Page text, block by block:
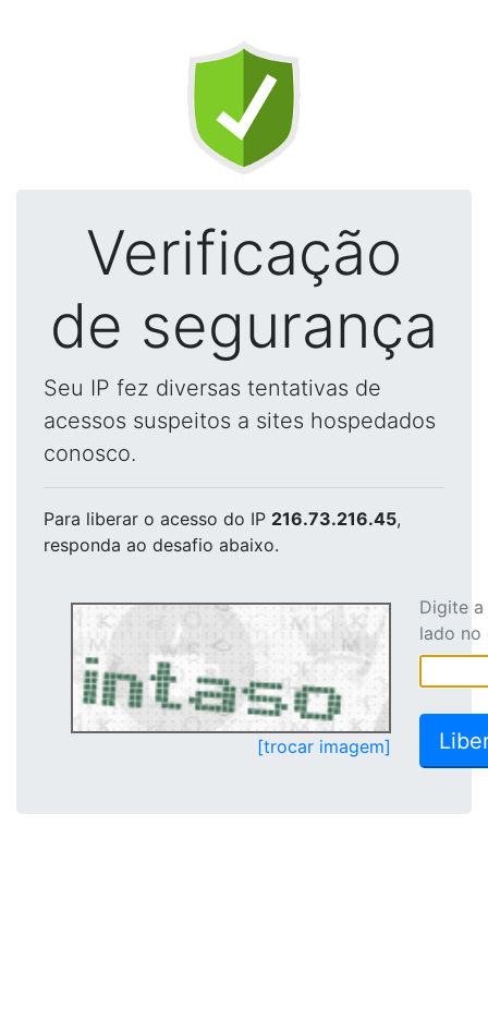
Verificação
de segurança
Seu IP fez diversas tentativas de
acessos suspeitos a sites hospedados
conosco.
Para liberar o acesso do IP 216.73.216.45,
responda ao desafio abaixo.
[trocar imagem]
Digite
lado no